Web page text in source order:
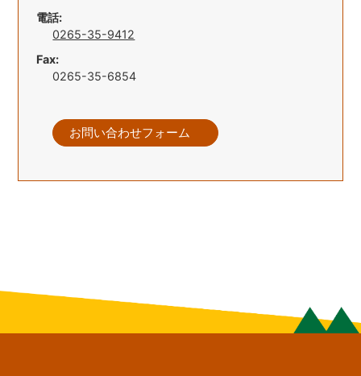
電話:
0265-35-9412
Fax:
0265-35-6854
お問い合わせフォーム